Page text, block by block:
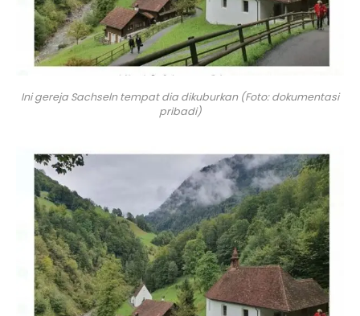
Ini gereja Sachseln tempat dia dikuburkan (Foto: dokumentasi
pribadi)